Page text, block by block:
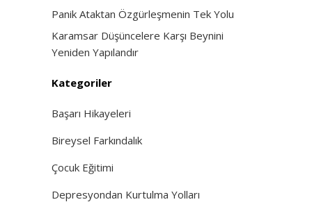
Panik Ataktan Özgürleşmenin Tek Yolu
Karamsar Düşüncelere Karşı Beynini
Yeniden Yapılandır
Kategoriler
Başarı Hikayeleri
Bireysel Farkındalık
Çocuk Eğitimi
Depresyondan Kurtulma Yolları